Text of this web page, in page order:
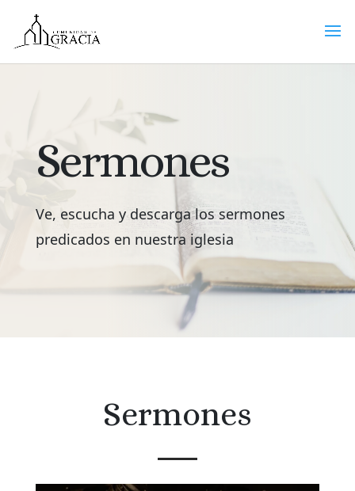
Sermones
Ve, escucha y descarga los sermones
predicados en nuestra iglesia
Sermones